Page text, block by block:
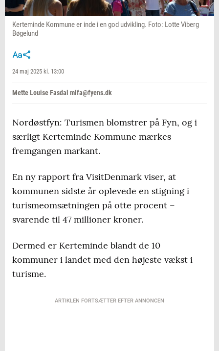
Kerteminde Kommune er inde i en god udvikling. Foto: Lotte Viberg
Bøgelund
24 maj 2025 kl. 13:00
Mette Louise Fasdal mlfa@fyens.dk
Nordøstfyn: Turismen blomstrer på Fyn, og i
særligt Kerteminde Kommune mærkes
fremgangen markant.
En ny rapport fra VisitDenmark viser, at
kommunen sidste år oplevede en stigning i
turismeomsætningen på otte procent –
svarende til 47 millioner kroner.
Dermed er Kerteminde blandt de 10
kommuner i landet med den højeste vækst i
turisme.
ARTIKLEN FORTSÆTTER EFTER ANNONCEN